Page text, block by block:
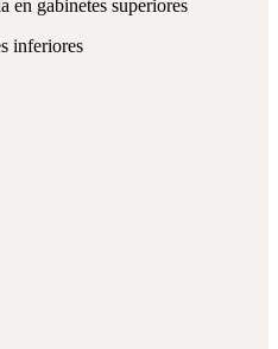
en gabinetes superiores
inferiores